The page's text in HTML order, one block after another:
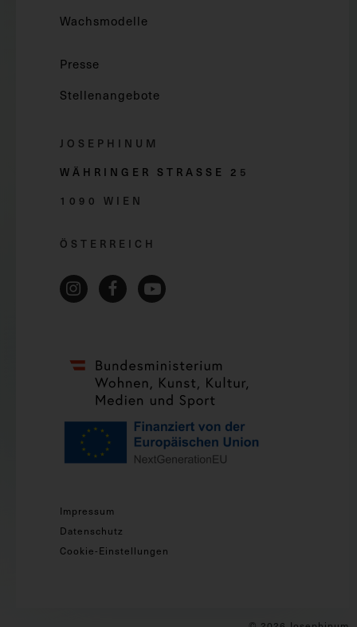
Wachsmodelle
Presse
Stellenangebote
JOSEPHINUM
WÄHRINGER STRASSE 2 5
1090 WIEN
ÖSTERREICH
Impressum
Datenschutz
Cookie-Einstellungen